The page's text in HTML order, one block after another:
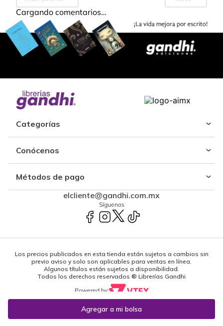
Cargando comentarios…
Categorías
Conócenos
Métodos de pago
elcliente@gandhi.com.mx
Síguenos
Los precios publicados en esta tienda están sujetos a cambios sin
previo aviso y solo son aplicables para ventas en línea.
Algunos títulos están sujetos a disponibilidad.
Todos los derechos reservados ® Librerías Gandhi
Powered by: